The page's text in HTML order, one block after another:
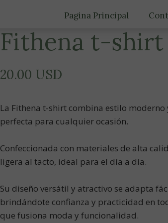
Pagina Principal
La Fithena t-shirt combina estilo
perfecta para cualquier ocasión.
Confeccionada con materiales de alta
ligera al tacto, ideal para el día a día.
Su diseño versátil y atractivo se adapta
brindándote confianza y practicidad en
que fusiona moda y funcionalidad.
20.00 USD
Fithena t-shirt